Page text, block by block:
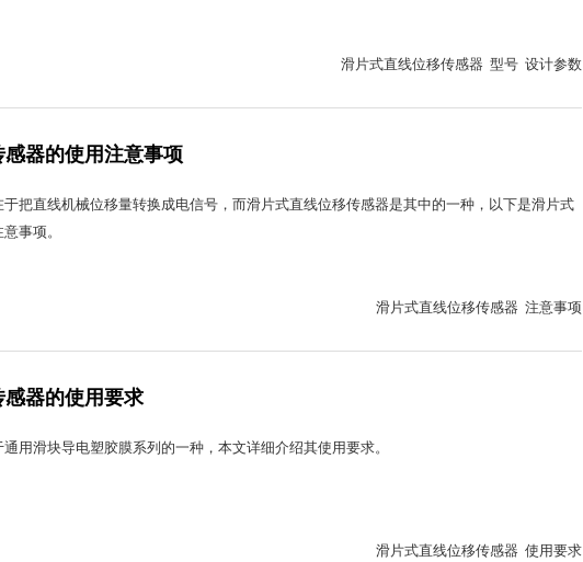
滑片式直线位移传感器 型号 设计参数
器的使用注意事项
把直线机械位移量转换成电信号，而滑片式直线位移传感器是其中的一种，以下是滑片式
事项。
滑片式直线位移传感器 注意事项
器的使用要求
用滑块导电塑胶膜系列的一种，本文详细介绍其使用要求。
滑片式直线位移传感器 使用要求